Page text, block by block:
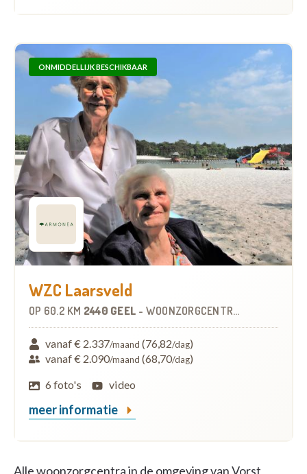
ONMIDDELLIJK BESCHIKBAAR
WZC Laarsveld
OP 60.2 KM 2440 GEEL - WOONZORGCENTRUM (WZC)
vanaf € 2.337/maand (76,82/dag)
vanaf € 2.090/maand (68,70/dag)
6 foto's
video
meer informatie
Alle woonzorgcentra in de omgeving van Vorst